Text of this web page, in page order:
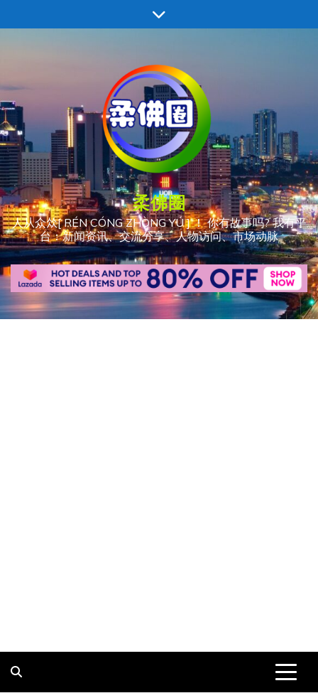
至
柔佛圈
人从众𠈌[ RÉN CÓNG ZHÒNG YÚ ] ！ 你有故事吗? 我有平
台：新闻资讯、交流分享、人物访问、市场动脉